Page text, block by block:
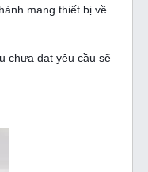
mang thiết bị về
chưa đạt yêu cầu sẽ